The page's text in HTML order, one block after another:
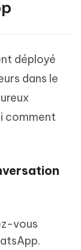
déployé
dans le
comment
vous